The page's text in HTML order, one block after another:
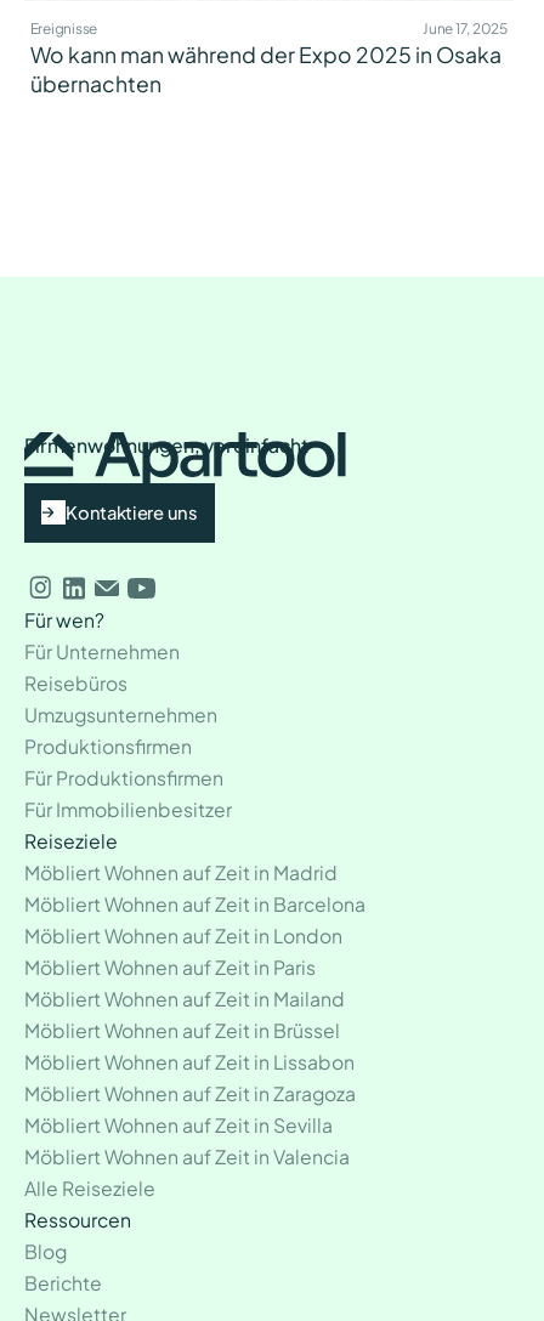
Ereignisse June 17, 2025
Wo kann man während der Expo 2025 in Osaka
übernachten
Firmenwohnungen, vereinfacht
Kontaktiere uns
Für wen?
Für Unternehmen
Reisebüros
Umzugsunternehmen
Produktionsfirmen
Für Produktionsfirmen
Für Immobilienbesitzer
Reiseziele
Möbliert Wohnen auf Zeit in Madrid
Möbliert Wohnen auf Zeit in Barcelona
Möbliert Wohnen auf Zeit in London
Möbliert Wohnen auf Zeit in Paris
Möbliert Wohnen auf Zeit in Mailand
Möbliert Wohnen auf Zeit in Brüssel
Möbliert Wohnen auf Zeit in Lissabon
Möbliert Wohnen auf Zeit in Zaragoza
Möbliert Wohnen auf Zeit in Sevilla
Möbliert Wohnen auf Zeit in Valencia
Alle Reiseziele
Ressourcen
Blog
Berichte
Newsletter